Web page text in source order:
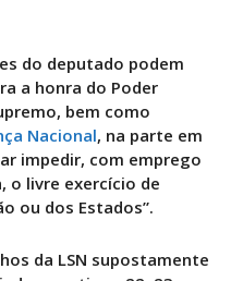
do deputado podem
a honra do Poder
bem como
Nacional, na parte em
impedir, com emprego
o livre exercício de
ou dos Estados”.
da LSN supostamente